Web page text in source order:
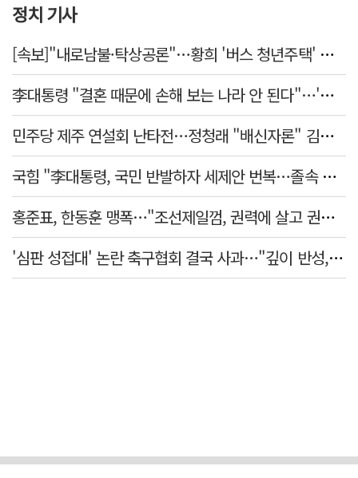
정치 기사
[속보]"내로남불·탁상공론"…황희 '버스 청년주택' 제안에 與 내부서도 쓴소리
李대통령 "결혼 때문에 손해 보는 나라 안 된다"…'결혼 페널티' 22개 손본다
민주당 제주 연설회 난타전…정청래 "배신자론" 김민석 "관리 무능"
국힘 "李대통령, 국민 반발하자 세제안 번복…졸속 국정 즉각 중단"
홍준표, 한동훈 맹폭…"조선제일껌, 권력에 살고 권력에 죽었다"
'심판 성접대' 논란 축구협회 결국 사과…"깊이 반성, 쇄신하겠다"